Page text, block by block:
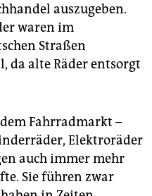
auszugeben.
waren im
Straßen
da alte Räder entsorgt
Fahrradmarkt –
Elektroräder
auch immer mehr
Sie führen zwar